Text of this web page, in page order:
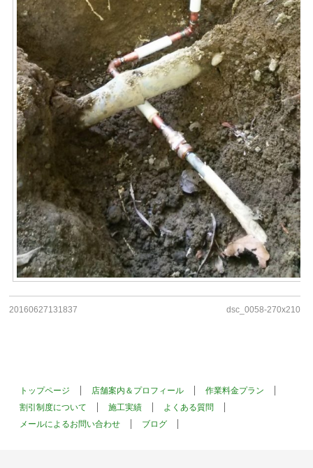
20160627131837 dsc_0058-270x210
トップページ 店舗案内＆プロフィール
作業料金プラン
割引制度について
施工実績
よくある質問
メールによるお問い合わせ
ブログ